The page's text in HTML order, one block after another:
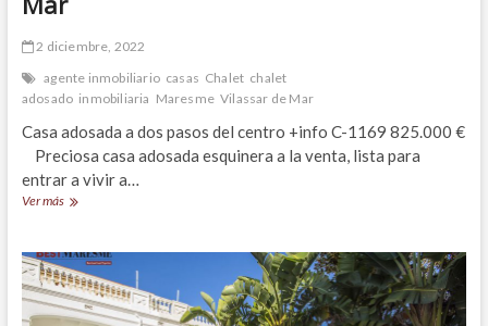
2 diciembre, 2022
agente inmobiliario casas Chalet chalet
adosado inmobiliaria Maresme Vilassar de Mar
Casa adosada a dos pasos del centro +info C-1169 825.000 €
Preciosa casa adosada esquinera a la venta, lista para
entrar a vivir a…
Ver másPráctica
con
ascensor,
a
dos